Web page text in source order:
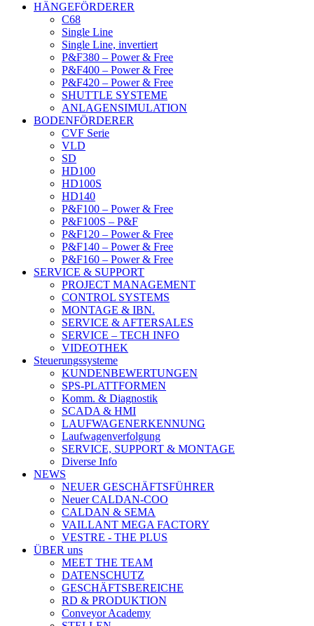
HÄNGEFÖRDERER
C68
Single Line
Single Line, invertiert
P&F380 – Power & Free
P&F400 – Power & Free
P&F420 – Power & Free
SHUTTLE SYSTEME
ANLAGENSIMULATION
BODENFÖRDERER
CVF Serie
VLD
SD
HD100
HD100S
HD140
P&F100 – Power & Free
P&F100S – P&F
P&F120 – Power & Free
P&F140 – Power & Free
P&F160 – Power & Free
SERVICE & SUPPORT
PROJECT MANAGEMENT
CONTROL SYSTEMS
MONTAGE & IBN.
SERVICE & AFTERSALES
SERVICE – TECH INFO
VIDEOTHEK
Steuerungssysteme
KUNDENBEWERTUNGEN
SPS-PLATTFORMEN
Komm. & Diagnostik
SCADA & HMI
LAUFWAGENERKENNUNG
Laufwagenverfolgung
SERVICE, SUPPORT & MONTAGE
Diverse Info
NEWS
NEUER GESCHÄFTSFÜHRER
Neuer CALDAN-COO
CALDAN & SEMA
VAILLANT MEGA FACTORY
VESTRE - THE PLUS
ÜBER uns
MEET THE TEAM
DATENSCHUTZ
GESCHÄFTSBEREICHE
RD & PRODUKTION
Conveyor Academy